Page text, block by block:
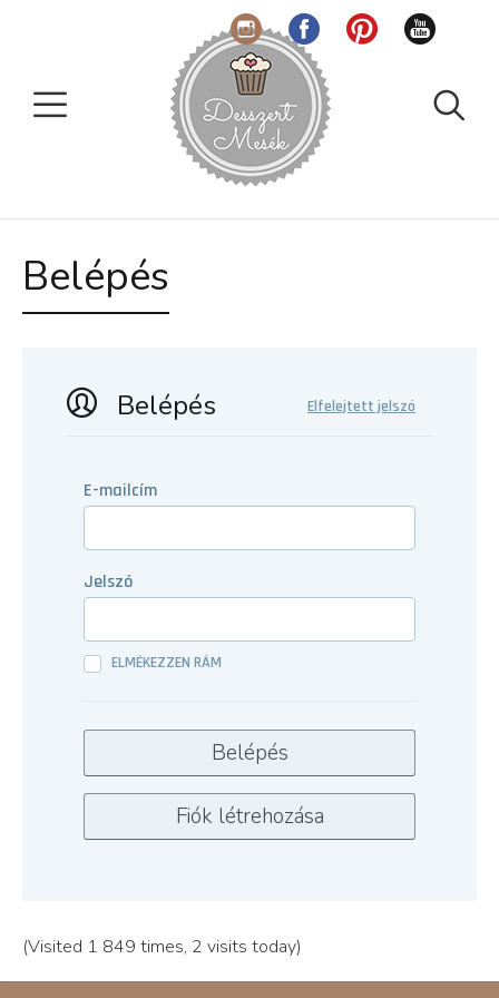
Belépés
Belépés Elfelejtett jelszó
E-mailcím
Jelszó
ELMÉKEZZEN RÁM
(Visited 1 849 times, 2 visits today)